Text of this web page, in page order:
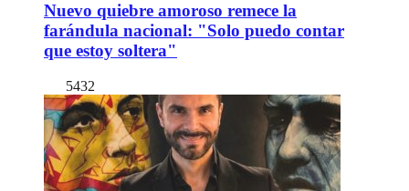
Nuevo quiebre amoroso remece la
farándula nacional: "Solo puedo contar
que estoy soltera"
5432